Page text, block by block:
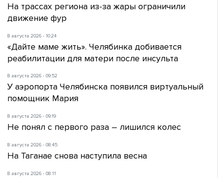
На трассах региона из-за жары ограничили
движение фур
8 августа 2026 - 10:24
«Дайте маме жить». Челябинка добивается
реабилитации для матери после инсульта
8 августа 2026 - 09:52
У аэропорта Челябинска появился виртуальный
помощник Мария
8 августа 2026 - 09:19
Не понял с первого раза – лишился колес
8 августа 2026 - 08:45
На Таганае снова наступила весна
8 августа 2026 - 08:11